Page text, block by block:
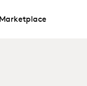
Marketplace